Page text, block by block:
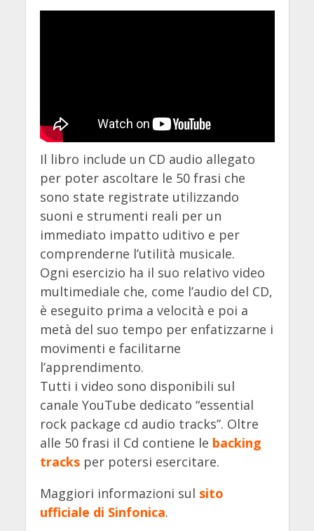
Il libro include un CD audio allegato
per poter ascoltare le 50 frasi che
sono state registrate utilizzando
suoni e strumenti reali per un
immediato impatto uditivo e per
comprenderne l’utilità musicale.
Ogni esercizio ha il suo relativo video
multimediale che, come l’audio del CD,
è eseguito prima a velocità e poi a
metà del suo tempo per enfatizzarne i
movimenti e facilitarne
l’apprendimento.
Tutti i video sono disponibili sul
canale YouTube dedicato “essential
rock package cd audio tracks”. Oltre
alle 50 frasi il Cd contiene le backing
tracksper potersi esercitare.
Maggiori informazioni sul sito
ufficiale di Sinfonica.